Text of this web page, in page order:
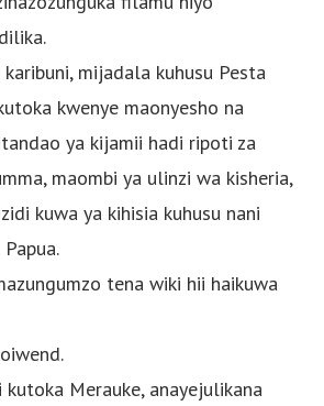
mijadala kuhusu Pesta
kwenye maonyesho na
ya kijamii hadi ripoti za
maombi ya ulinzi wa kisheria,
kuwa ya kihisia kuhusu nani
tena wiki hii haikuwa
Merauke, anayejulikana